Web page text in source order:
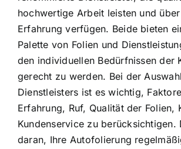
hochwertige Arbeit leisten und
Erfahrung verfügen. Beide bieten
Palette von Folien und
den individuellen Bedürfnissen der
gerecht zu werden. Bei der
Dienstleisters ist es wichtig,
Erfahrung, Ruf, Qualität der Folien,
Kundenservice zu berücksichtigen.
daran, Ihre Autofolierung